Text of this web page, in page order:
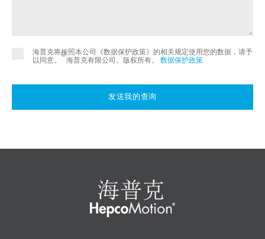
海普克将按照本公司《数据保护政策》的相关规定使用您的数据，请予
以同意。
©
海普克有限公司。版权所有。 数据保护政策.
发送我的查询